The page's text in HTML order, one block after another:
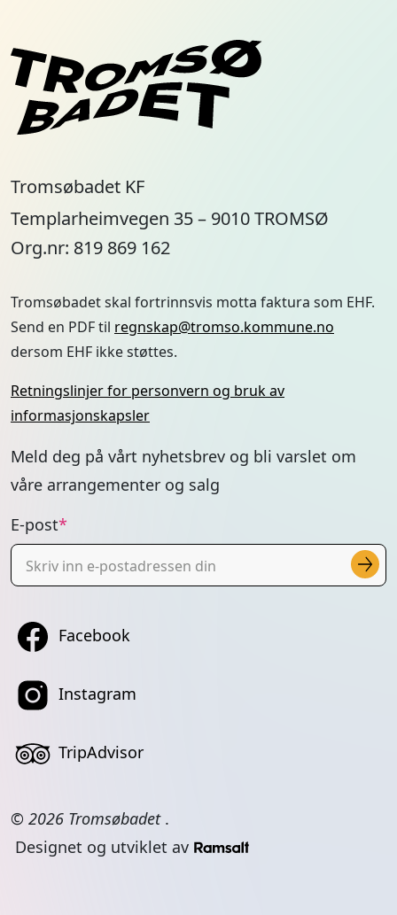
Tromsøbadet KF
Templarheimvegen 35 – 9010 TROMSØ
Org.nr: 819 869 162
Tromsøbadet skal fortrinnsvis motta faktura som EHF.
Send en PDF til regnskap@tromso.kommune.no
dersom EHF ikke støttes.
Retningslinjer for personvern og bruk av
informasjonskapsler
Meld deg på vårt nyhetsbrev og bli varslet om
våre arrangementer og salg
E-post
Facebook
Instagram
TripAdvisor
© 2026 Tromsøbadet .
Designet og utviklet av